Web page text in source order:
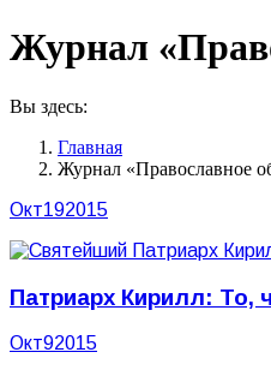
Журнал
Вы здесь:
Главная
Журнал «Православное
Окт192015
Патриарх Кирилл: То,
Окт92015